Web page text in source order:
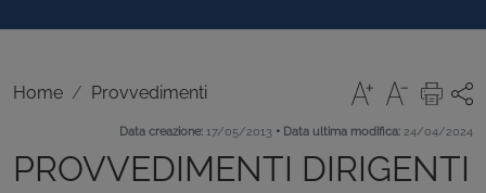
Home Provvedimenti
Data creazione: 17/05/2013 • Data ultima modifica: 24/04/2024
PROVVEDIMENTI DIRIGENTI